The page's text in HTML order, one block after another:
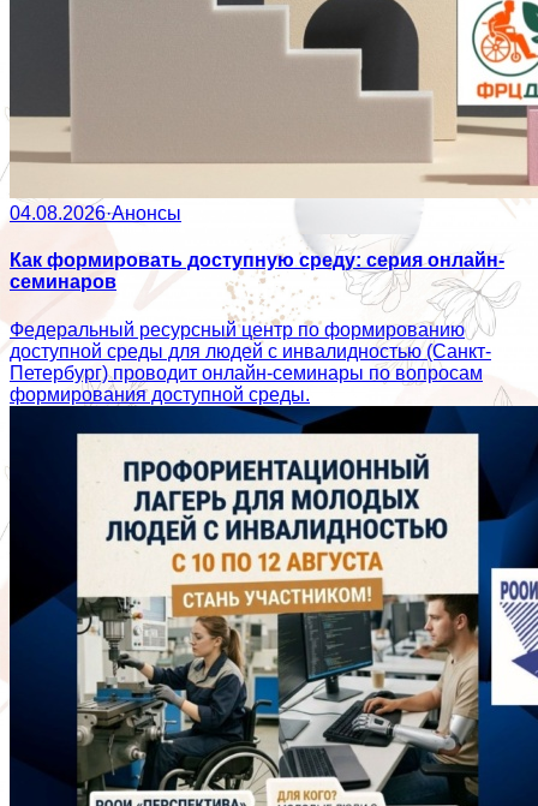
04.08.2026·Анонсы
Как формировать доступную среду: серия онлайн-
семинаров
Федеральный ресурсный центр по формированию
доступной среды для людей с инвалидностью (Санкт-
Петербург) проводит онлайн-семинары по вопросам
формирования доступной среды.